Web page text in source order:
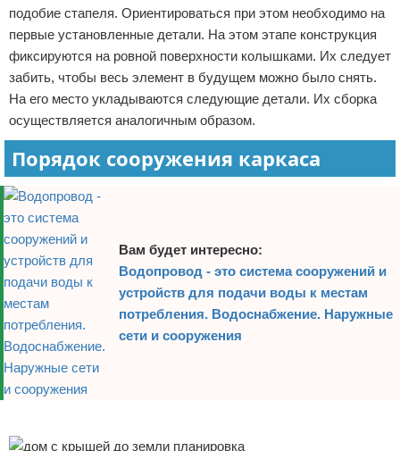
подобие стапеля. Ориентироваться при этом необходимо на
первые установленные детали. На этом этапе конструкция
фиксируются на ровной поверхности колышками. Их следует
забить, чтобы весь элемент в будущем можно было снять.
На его место укладываются следующие детали. Их сборка
осуществляется аналогичным образом.
Порядок сооружения каркаса
Вам будет интересно:
Водопровод - это система сооружений и
устройств для подачи воды к местам
потребления. Водоснабжение. Наружные
сети и сооружения